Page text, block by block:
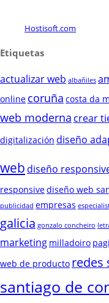
Hostisoft.com
Etiquetas
actualizar web albañiles
online coruña costa da
web moderna crear
digitalización diseño
web diseño
responsivediseño web
publicidad empresas
galicia gonzalo concheiro
marketing milladoiro
web de producto redes
santiago de